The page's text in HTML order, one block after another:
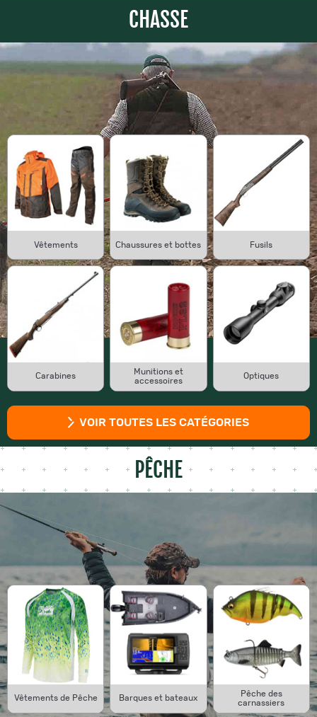
CHASSE
Vêtements Chaussures et bottes Fusils
Carabines
Munitions et
accessoires
Optiques
VOIR TOUTES LES CATÉGORIES
PÊCHE
Vêtements de Pêche Barques et bateaux
Pêche des
carnassiers